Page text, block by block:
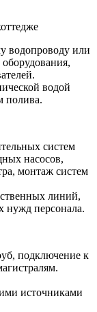
водопроводу или
водой
полива.
систем
насосов,
монтаж систем
линий,
нужд персонала.
подключение к
источниками